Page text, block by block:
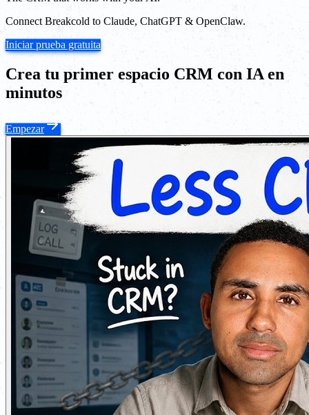
Connect Breakcold to Claude, ChatGPT & OpenClaw.
Iniciar prueba gratuita
Crea tu primer espacio CRM con IA en
minutos
Empezar